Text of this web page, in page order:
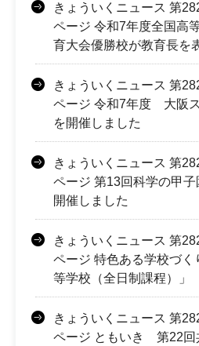
きょういくニュース 第
ページ 令和7年度全国高
育大会優勝校が教育長を
きょういくニュース 第
ページ 令和7年度 大阪
を開催しました
きょういくニュース 第
ページ 第13回科学の甲
開催しました
きょういくニュース 第
ページ 特色ある学校づ
等学校（全日制課程）」
きょういくニュース 第
ページ ともいき 第22回